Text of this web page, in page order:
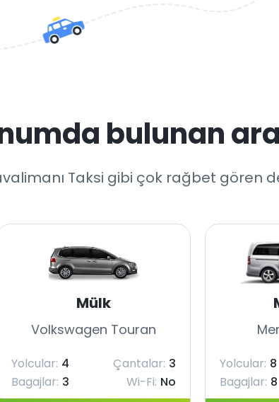
bulunan
Taksi gibi çok rağbet gören
Mülk
Volkswagen Touran
Yolcular: 4 Çantalar: 3
Bagajlar: 3 Wi-Fi: No
Yolcular: 8
Bagajlar: 8